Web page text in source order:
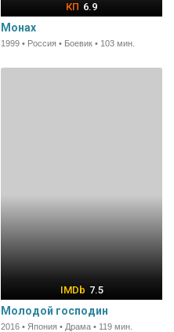
6.9
Монах
1999 • Россия • Боевик • 103 мин.
7.5
Молодой господин
2016 • Япония • Драма • 119 мин.